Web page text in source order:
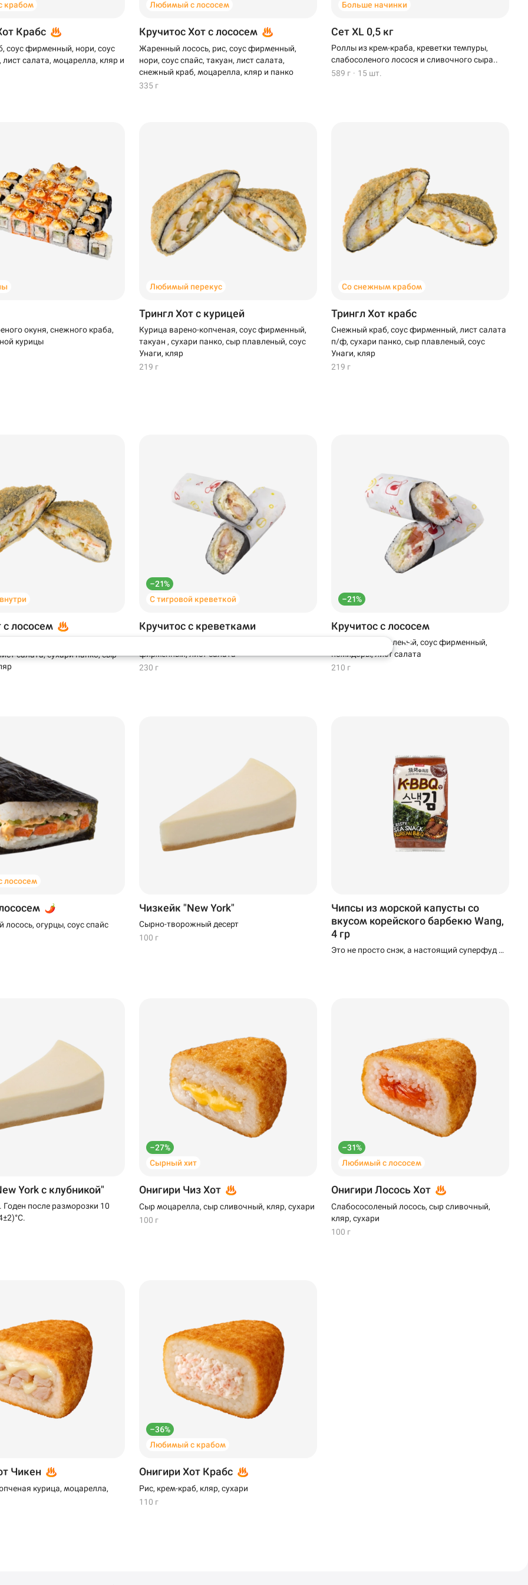
крабом
Крабс
соус фирменный, нори, соус
лист салата, моцарелла, кляр и
Любимый с лососем
Кручитос Хот с лососем
Жаренный лосось, рис, соус фирменный,
нори, соус спайс, такуан, лист салата,
снежный краб, моцарелла, кляр и панко
335 г
Больше начинки
Сет XL 0,5 кг
Роллы из крем-краба, креветки темпуры,
слабосоленого лосося и сливочного сыра..
589 г · 15 шт.
окуня, снежного краба,
курицы
Любимый перекус
Трингл Хот с курицей
Курица варено-копченая, соус фирменный,
такуан , сухари панко, сыр плавленый, соус
Унаги, кляр
219 г
Со снежным крабом
Трингл Хот крабс
Снежный краб, соус фирменный, лист салата
п/ф, сухари панко, сыр плавленый, соус
Унаги, кляр
219 г
с лососем
салата, сухари панко, сыр
–21%
С тигровой креветкой
Кручитос с креветками
фирменный, лист салата
230 г
–21%
Кручитос с лососем
Лосось слабосоленый, соус фирменный,
помидоры, лист салата
210 г
лососем
лосось, огурцы, соус спайс
Чизкейк "New York"
Сырно-творожный десерт
100 г
Чипсы из морской капусты со
вкусом корейского барбекю Wang,
4 гр
Это не просто снэк, а настоящий суперфуд —
York с клубникой"
Годен после разморозки 10
–27%
Сырный хит
Онигири Чиз Хот
Сыр моцарелла, сыр сливочный, кляр, сухари
100 г
–31%
Любимый с лососем
Онигири Лосось Хот
Слабососоленый лосось, сыр сливочный,
кляр, сухари
100 г
Чикен
курица, моцарелла,
–36%
Любимый с крабом
Онигири Хот Крабс
Рис, крем-краб, кляр, сухари
110 г
Самовывоз